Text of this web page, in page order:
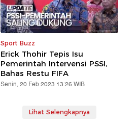
Sport Buzz
Erick Thohir Tepis Isu
Pemerintah Intervensi PSSI,
Bahas Restu FIFA
Senin, 20 Feb 2023 13:26 WIB
Lihat Selengkapnya